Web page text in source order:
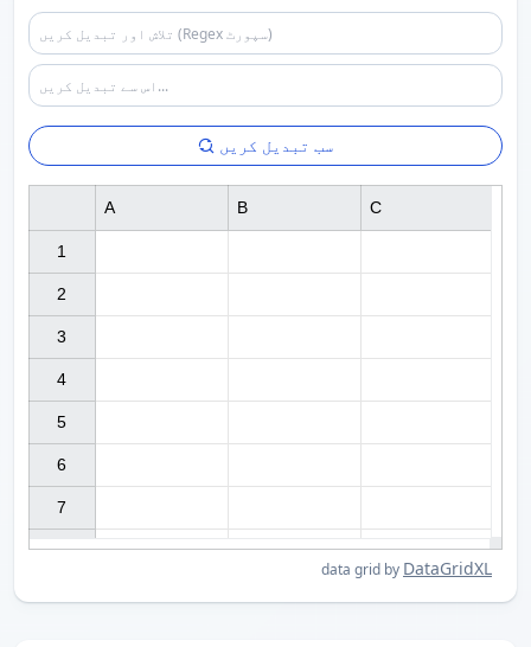
سب تبدیل کریں
data grid by DataGridXL
1
2
3
4
5
6
7
A B C